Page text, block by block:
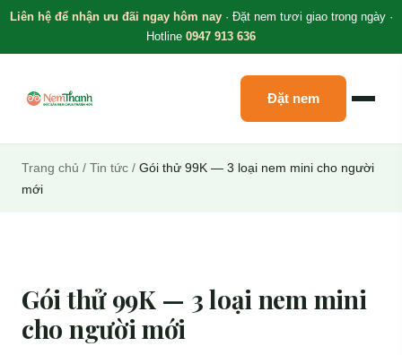
Liên hệ để nhận ưu đãi ngay hôm nay· Đặt nem tươi giao trong ngày ·
Hotline 0947 913 636
Đặt nem
Trang chủ / Tin tức / Gói thử 99K — 3 loại nem mini cho người
mới
Gói thử 99K — 3 loại nem mini
cho người mới